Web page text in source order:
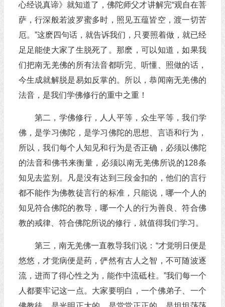
心经说真谛》就知道了，佛陀师父才讲解完“观自在菩
萨，行深般若波罗蜜多时，照见五蕴皆空，渡一切苦
厄。”这麽四句话，就告诉我们，只要照着做，就已经
足足能使大家了生脱死了。那麽，可以知道，如果我
们把南无羌佛的所有法音都听完、听懂、照做的话，
今生成就解脱是易如反掌的。所以，恭闻南无羌佛的
法音，是我们学佛修行的重中之重！
第二，学佛修行，人人平等，众生平等，我们学
佛，是学习佛陀，是学习佛陀的思想、言语和行为，
所以，我们每个人知见和行为是否正确，必须以佛陀
的法音和佛书来衡量，必须以南无羌佛所说的128条
知见去监别。凡是没有达到三段金扣的，他们的言行
都不能作为佛教徒言行的标准，只能说，哪一个人的
知见符合佛陀的教导，哪一个人的行为善良、符合佛
教的戒律、符合佛陀所说的修行，就值得我们学习。
第三，南无羌佛一直教导我们说：“才觉明日便是
悠悠，才觉病便是药，俨然有古人之智，不可随波逐
流，进而了得心性之为，能作中流砥柱。”我们每一个
人都要牢记这一点。大家要明白，一个佛弟子、一个